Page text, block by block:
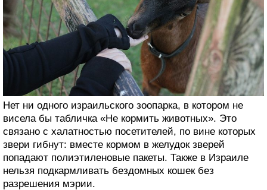
Нет ни одного израильского зоопарка, в котором не
висела бы табличка «Не кормить животных». Это
связано с халатностью посетителей, по вине которых
звери гибнут: вместе кормом в желудок зверей
попадают полиэтиленовые пакеты. Также в Израиле
нельзя подкармливать бездомных кошек без
разрешения мэрии.